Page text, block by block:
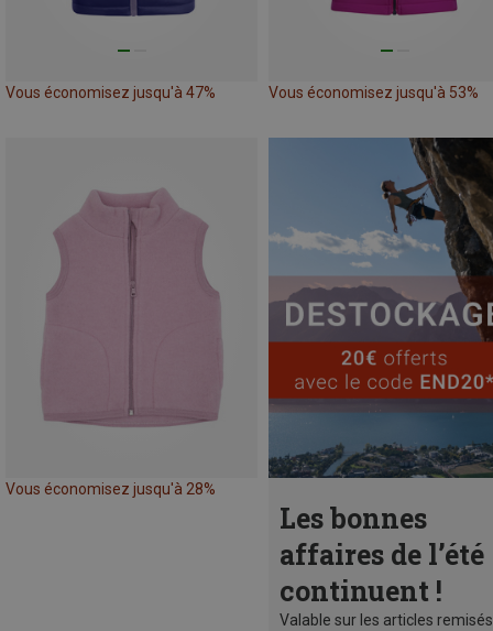
Vous économisez jusqu'à 47% Vous économisez jusqu'à 53%
Vous économisez jusqu'à 28%
Les bonnes
affaires de l’été
continuent !
Valable sur les articles remisés